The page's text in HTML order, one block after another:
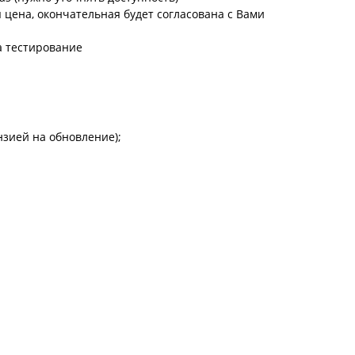
окончательная будет согласована с Вами
тестирование
на обновление);